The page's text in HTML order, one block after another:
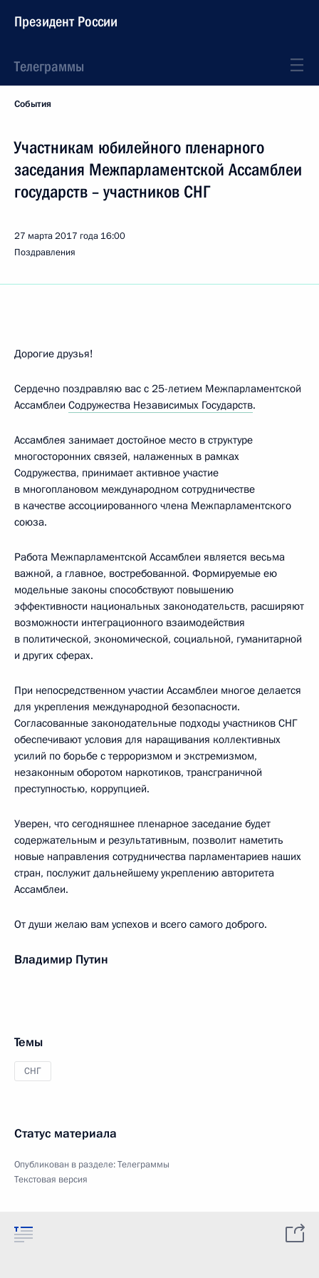
Президент России
Телеграммы
События
Участникам юбилейного пленарного
заседания Межпарламентской Ассамблеи
государств – участников СНГ
27 марта 2017 года 16:00
Поздравления
Дорогие друзья!
Сердечно поздравляю вас с 25-летием Межпарламентской
Ассамблеи Содружества Независимых Государств.
Ассамблея занимает достойное место в структуре
многосторонних связей, налаженных в рамках
Содружества, принимает активное участие
в многоплановом международном сотрудничестве
в качестве ассоциированного члена Межпарламентского
союза.
Работа Межпарламентской Ассамблеи является весьма
важной, а главное, востребованной. Формируемые ею
модельные законы способствуют повышению
эффективности национальных законодательств, расширяют
возможности интеграционного взаимодействия
в политической, экономической, социальной, гуманитарной
и других сферах.
При непосредственном участии Ассамблеи многое делается
для укрепления международной безопасности.
Согласованные законодательные подходы участников СНГ
обеспечивают условия для наращивания коллективных
усилий по борьбе с терроризмом и экстремизмом,
незаконным оборотом наркотиков, трансграничной
преступностью, коррупцией.
Уверен, что сегодняшнее пленарное заседание будет
содержательным и результативным, позволит наметить
новые направления сотрудничества парламентариев наших
стран, послужит дальнейшему укреплению авторитета
Ассамблеи.
От души желаю вам успехов и всего самого доброго.
Владимир Путин
Темы
СНГ
Статус материала
Опубликован в разделе:Телеграммы
Текстовая версия